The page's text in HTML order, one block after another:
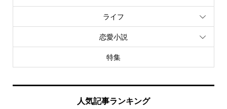
ライフ
恋愛小説
特集
人気記事ランキング